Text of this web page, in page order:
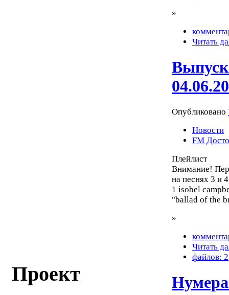
Проект
»
Читать
Опубликовано
Новости
FM
Плейлист
Внимание!
на песнях 3 и
1 isobel
"ballad of the
»
Читать
файлов: 2